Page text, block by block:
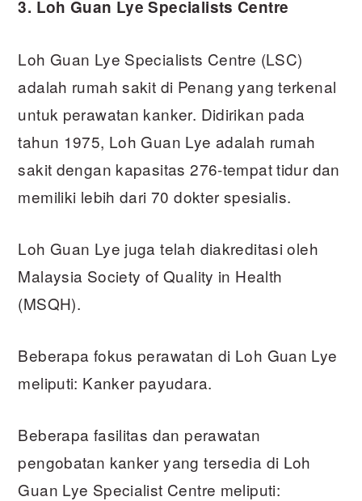
3. Loh Guan Lye Specialists Centre
Loh Guan Lye Specialists Centre (LSC)
adalah rumah sakit di Penang yang terkenal
untuk perawatan kanker. Didirikan pada
tahun 1975, Loh Guan Lye adalah rumah
sakit dengan kapasitas 276-tempat tidur dan
memiliki lebih dari 70 dokter spesialis.
Loh Guan Lye juga telah diakreditasi oleh
Malaysia Society of Quality in Health
(MSQH).
Beberapa fokus perawatan di Loh Guan Lye
meliputi: Kanker payudara.
Beberapa fasilitas dan perawatan
pengobatan kanker yang tersedia di Loh
Guan Lye Specialist Centre meliputi: